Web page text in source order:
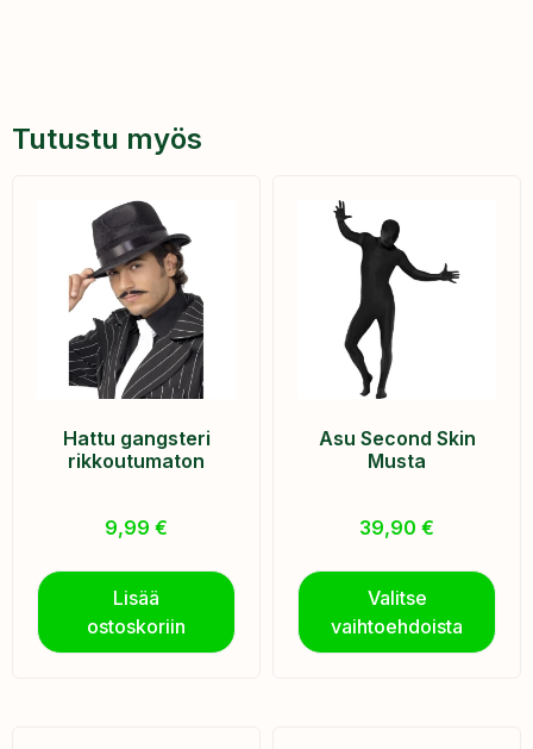
Tutustu myös
Hattu gangsteri
rikkoutumaton
9,99 €
Lisää
ostoskoriin
Asu Second Skin
Musta
39,90 €
Valitse
vaihtoehdoista